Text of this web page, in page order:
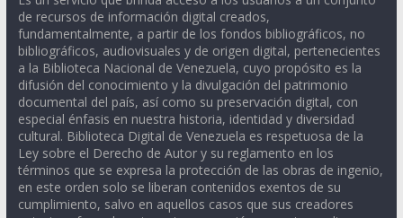
de recursos de información digital creados,
fundamentalmente, a partir de los fondos bibliográficos, no
bibliográficos, audiovisuales y de origen digital, pertenecientes
a la Biblioteca Nacional de Venezuela, cuyo propósito es la
difusión del conocimiento y la divulgación del patrimonio
documental del país, así como su preservación digital, con
especial énfasis en nuestra historia, identidad y diversidad
cultural. Biblioteca Digital de Venezuela es respetuosa de la
Ley sobre el Derecho de Autor y su reglamento en los
términos que se expresa la protección de las obras de ingenio,
en este orden solo se liberan contenidos exentos de su
cumplimiento, salvo en aquellos casos que sus creadores